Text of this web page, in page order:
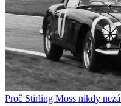
Proč Stirling Moss nikdy